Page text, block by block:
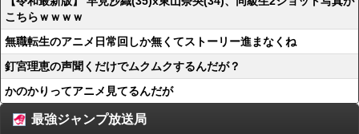
こちらｗｗｗｗ
無職転生のアニメ日常回しか無くてストーリー進まなくね
釘宮理恵の声聞くだけでムクムクするんだが？
かのかりってアニメ見てるんだが
最強ジャンプ放送局